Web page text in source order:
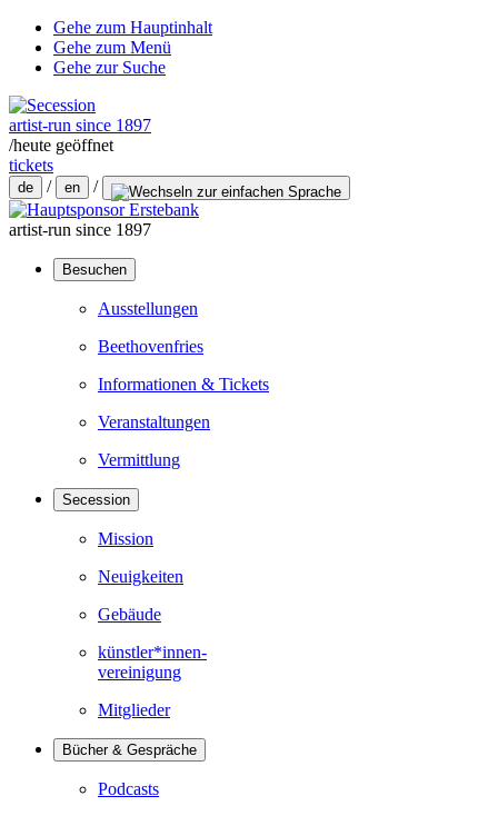
Gehe zum Hauptinhalt
Gehe zum Menü
Gehe zur Suche
artist-run since 1897
/heute geöffnet
tickets
de / en /
artist-run since 1897
Besuchen
Ausstellungen
Beethovenfries
Informationen & Tickets
Veranstaltungen
Vermittlung
Secession
Mission
Neuigkeiten
Gebäude
künstler*innen-
vereinigung
Mitglieder
Bücher & Gespräche
Podcasts